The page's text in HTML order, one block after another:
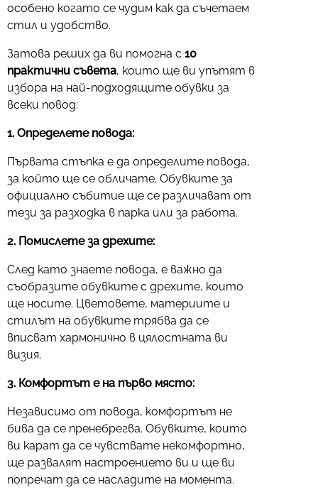
особено когато се чудим как да съчетаем
стил и удобство.
Затова реших да ви помогна с 10
практични съвета, които ще ви упътят в
избора на най-подходящите обувки за
всеки повод:
1. Определете повода:
Първата стъпка е да определите повода,
за който ще се обличате. Обувките за
официално събитие ще се различават от
тези за разходка в парка или за работа.
2. Помислете за дрехите:
След като знаете повода, е важно да
съобразите обувките с дрехите, които
ще носите. Цветовете, материите и
стилът на обувките трябва да се
вписват хармонично в цялостната ви
визия.
3. Комфортът е на първо място:
Независимо от повода, комфортът не
бива да се пренебрегва. Обувките, които
ви карат да се чувствате некомфортно,
ще развалят настроението ви и ще ви
попречат да се насладите на момента.